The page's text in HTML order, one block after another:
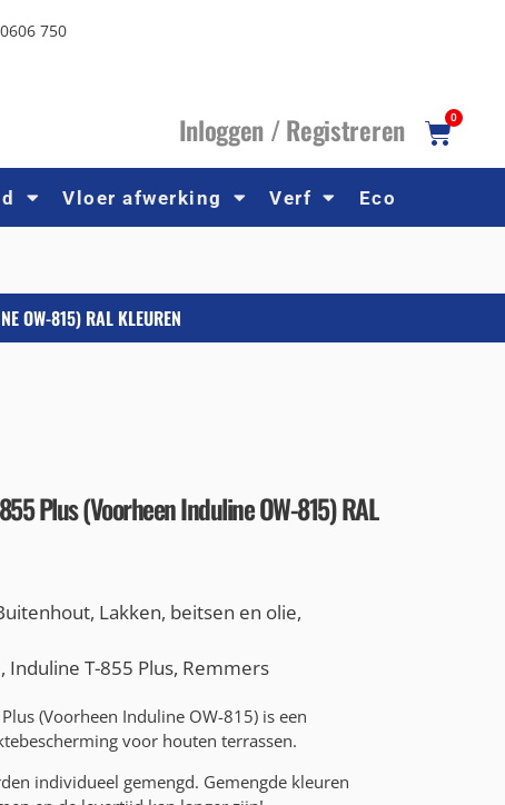
750
Inloggen /Registreren 0
Vloer afwerking Verf Eco
OW-815) RAL KLEUREN
Plus (Voorheen Induline OW-815) RAL
, Lakken, beitsen en olie,
, Induline T-855 Plus, Remmers
(Voorheen Induline OW-815) is een
voor houten terrassen.
individueel gemengd. Gemengde kleuren